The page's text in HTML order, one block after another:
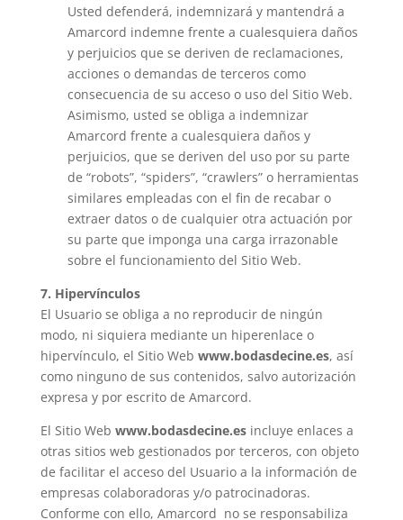
Usted defenderá, indemnizará y mantendrá a
Amarcord indemne frente a cualesquiera daños
y perjuicios que se deriven de reclamaciones,
acciones o demandas de terceros como
consecuencia de su acceso o uso del Sitio Web.
Asimismo, usted se obliga a indemnizar
Amarcord frente a cualesquiera daños y
perjuicios, que se deriven del uso por su parte
de “robots”, “spiders”, “crawlers” o herramientas
similares empleadas con el fin de recabar o
extraer datos o de cualquier otra actuación por
su parte que imponga una carga irrazonable
sobre el funcionamiento del Sitio Web.
7. Hipervínculos
El Usuario se obliga a no reproducir de ningún
modo, ni siquiera mediante un hiperenlace o
hipervínculo, el Sitio Web www.bodasdecine.es, así
como ninguno de sus contenidos, salvo autorización
expresa y por escrito de Amarcord.
El Sitio Web www.bodasdecine.esincluye enlaces a
otras sitios web gestionados por terceros, con objeto
de facilitar el acceso del Usuario a la información de
empresas colaboradoras y/o patrocinadoras.
Conforme con ello, Amarcord no se responsabiliza